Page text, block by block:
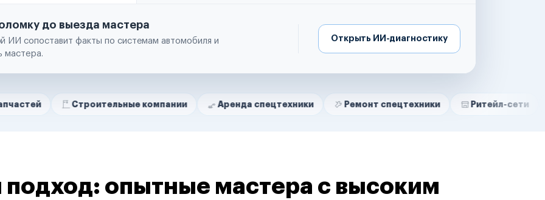
до выезда мастера
ИИ сопоставит факты по системам автомобиля и
мастера.
Открыть ИИ-диагностику
Строительные компании Аренда спецтехники Ремонт спецтехники Ритейл-сети
опытные мастера с высоким